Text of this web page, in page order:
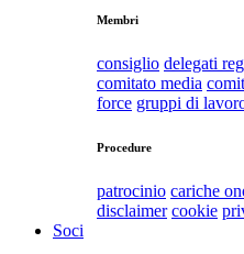
Membri
consiglio delegati
comitato media
force gruppi di
Procedure
patrocinio cariche
disclaimer cookie
Soci